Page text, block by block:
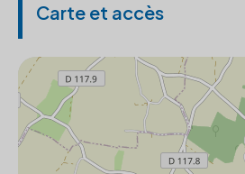
Carte et accès